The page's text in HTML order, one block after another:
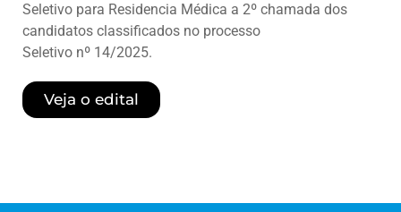
Seletivo para Residencia Médica a 2º chamada dos
candidatos classificados no processo
Seletivo nº 14/2025.
Veja o edital